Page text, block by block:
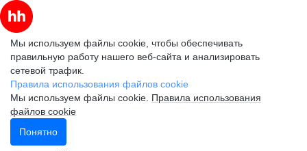
Мы используем файлы cookie, чтобы обеспечивать
правильную работу нашего веб-сайта и анализировать
сетевой трафик.
Правила использования файлов cookie
Мы используем файлы cookie. Правила использования
файлов cookie
Понятно